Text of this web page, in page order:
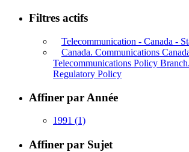
Filtres actifs
Telecommunication - Canada -
Canada. Communications
Telecommunications Policy
Regulatory Policy
Affiner par Année
1991 (1)
Affiner par Sujet